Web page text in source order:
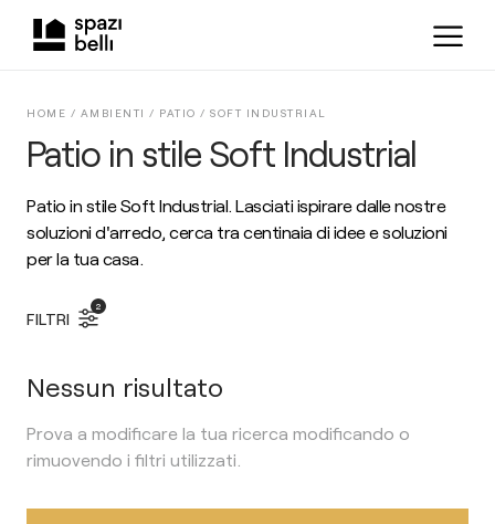
Patio in stile Soft Industrial
HOME / AMBIENTI / PATIO / SOFT INDUSTRIAL
Patio in stile Soft Industrial. Lasciati ispirare dalle nostre
soluzioni d'arredo, cerca tra centinaia di idee e soluzioni
per la tua casa.
FILTRI
2
Nessun risultato
Prova a modificare la tua ricerca modificando o
rimuovendo i filtri utilizzati.